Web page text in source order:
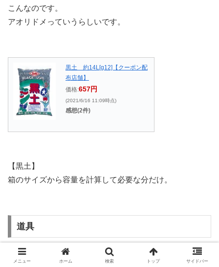
こんなのです。
アオリドメっていうらしいです。
黒土 約14L[g12]【クーポン配
布店舗】
価格:657円
(2021/6/16 11:09時点)
感想(2件)
【黒土】
箱のサイズから容量を計算して必要な分だけ。
道具
BOSCH ボッシュ 18Vコード
メニュー ホーム 検索 トップ サイドバー